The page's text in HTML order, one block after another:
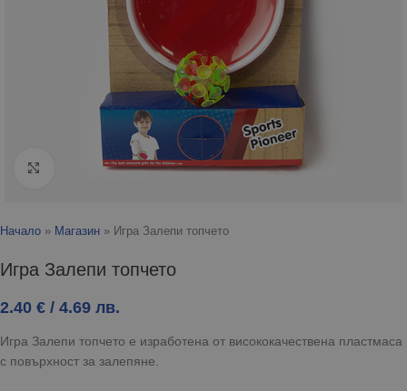
Click to enlarge
Начало » Магазин » Игра Залепи топчето
Игра Залепи топчето
2.40 € / 4.69 лв.
Игра Залепи топчето е изработена от висококачествена пластмаса
с повърхност за залепяне.